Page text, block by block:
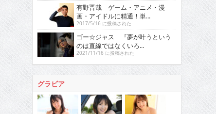
有野晋哉 ゲーム・アニメ・漫
画・アイドルに精通！単...
2017/5/16 に投稿された
ゴー☆ジャス 『夢が叶うという
のは直線ではなくいろ...
2021/11/16 に投稿された
グラビア